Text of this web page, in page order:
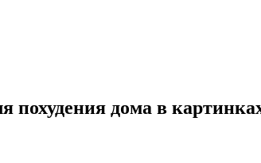
похудения дома в